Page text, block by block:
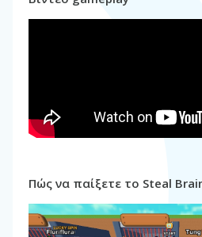
Πώς να παίξετε το Steal